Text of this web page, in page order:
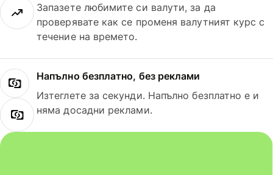
Запазете любимите си валути, за да
проверявате как се променя валутният курс с
течение на времето.
Напълно безплатно, без реклами
Изтеглете за секунди. Напълно безплатно е и
няма досадни реклами.